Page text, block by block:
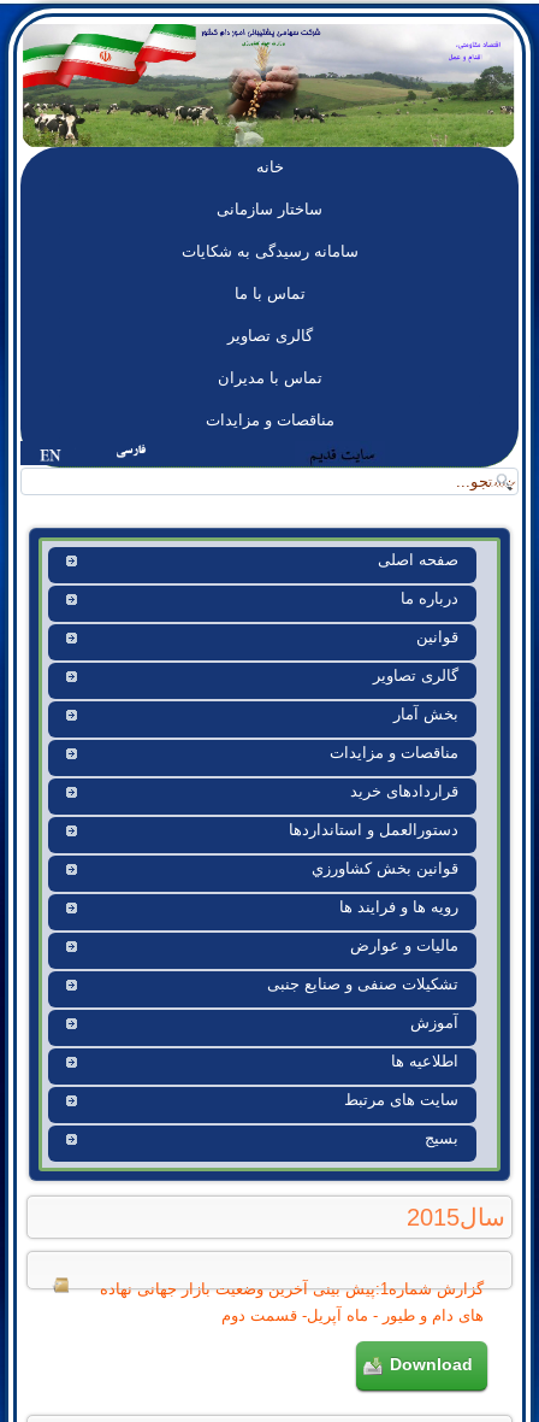
خانه
ساختار سازمانی
سامانه رسيدگی به شکايات
تماس با ما
گالری تصاوير
تماس با مدیران
مناقصات و مزايدات
صفحه اصلی
درباره ما
قوانين
گالری تصاوير
بخش آمار
مناقصات و مزايدات
قراردادهای خريد
دستورالعمل و استانداردها
قوانين بخش کشاورزي
رويه ها و فرايند ها
ماليات و عوارض
تشکیلات صنفی و صنایع جنبی
آموزش
اطلاعیه ها
سایت های مرتبط
بسیج
سال2015
گزارش شماره1:پیش بینی آخرین وضعیت بازار جهانی نهاده
های دام و طیور - ماه آپریل- قسمت دوم
Download